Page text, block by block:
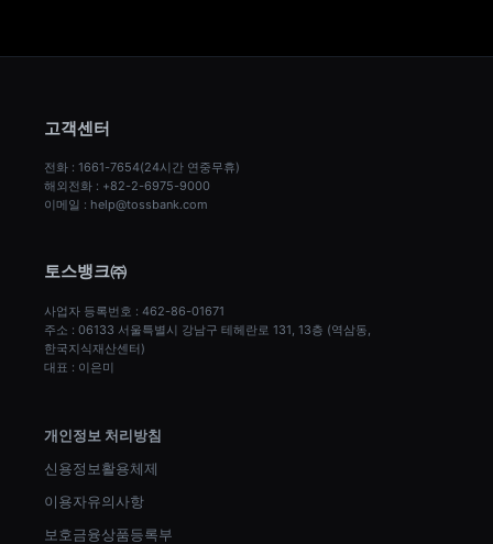
고객센터
전화 : 1661-7654(24시간 연중무휴)
해외전화 : +82-2-6975-9000
이메일 : help@tossbank.com
토스뱅크㈜
사업자 등록번호 : 462-86-01671
주소 : 06133 서울특별시 강남구 테헤란로 131, 13층 (역삼동,
한국지식재산센터)
대표 : 이은미
개인정보 처리방침
신용정보활용체제
이용자유의사항
보호금융상품등록부